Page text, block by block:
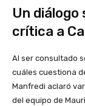
Un diálogo
crítica a
Al ser consultado
cuáles cuestiona
Manfredi aclaró
del equipo de